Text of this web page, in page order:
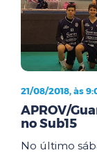
21/08/2018, às
APROV/
no Sub15
No último